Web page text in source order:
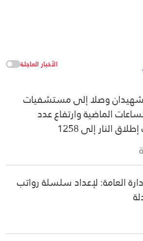
الأخبار العاجلة
شهيدان وصلا إلى مستشفيات
الماضية وارتفاع عدد
النار إلى 1258
العامة: لإعداد سلسلة رواتب